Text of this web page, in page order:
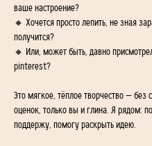
ваше настроение?
🔸 Хочется просто лепить, не зная
получится?
🔸 Или, может быть, давно
pinterest?
Это мягкое, тёплое творчество — без
оценок, только вы и глина. Я рядом:
поддержу, помогу раскрыть идею.